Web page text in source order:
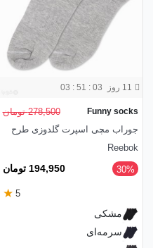
11 روز 03 : 51 : 01
Funny socks
278,500 تومان
جوراب مچی اسپرت گلدوزی طرح
Reebok
‎30% 194,950 تومان
5
★
مشکی
سرمه‌ای